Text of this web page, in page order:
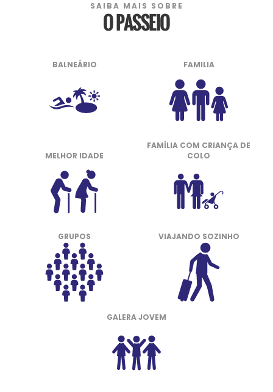
SAIBA MAIS SOBRE
O PASSEIO
BALNEÁRIO FAMILIA
MELHOR IDADE
FAMÍLIA COM CRIANÇA DE
COLO
GRUPOS VIAJANDO SOZINHO
GALERA JOVEM